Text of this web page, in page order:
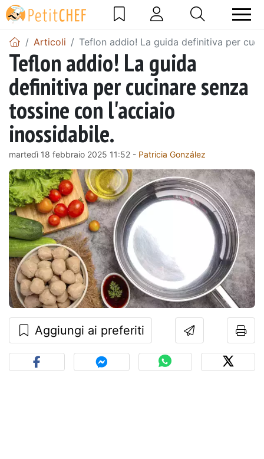
Articoli Teflon addio! La guida definitiva per
Teflon addio! La guida
definitiva per cucinare senza
tossine con l'acciaio
inossidabile.
martedì 18 febbraio 2025 11:52 - Patricia González
Aggiungi ai preferiti